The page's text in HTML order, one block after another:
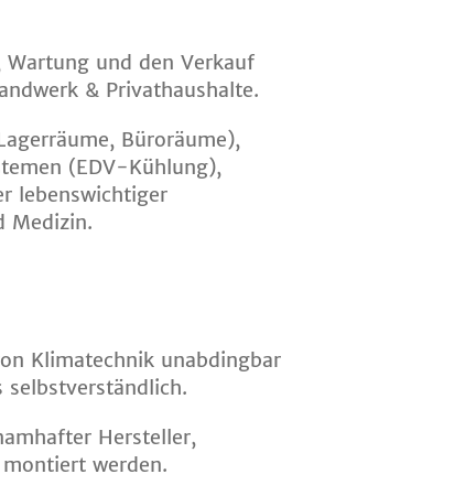
und den Verkauf
& Privathaushalte.
Büroräume),
(EDV-Kühlung),
lebenswichtiger
Medizin.
Klimatechnik unabdingbar
selbstverständlich.
Hersteller,
werden.